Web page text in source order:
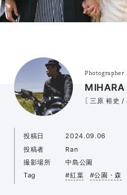
Photographer
MIHARA
［ 三原 裕史 /
投稿日
2024.09.06
投稿者
Ran
撮影場所
中島公園
Tag
#紅葉 #公園・森